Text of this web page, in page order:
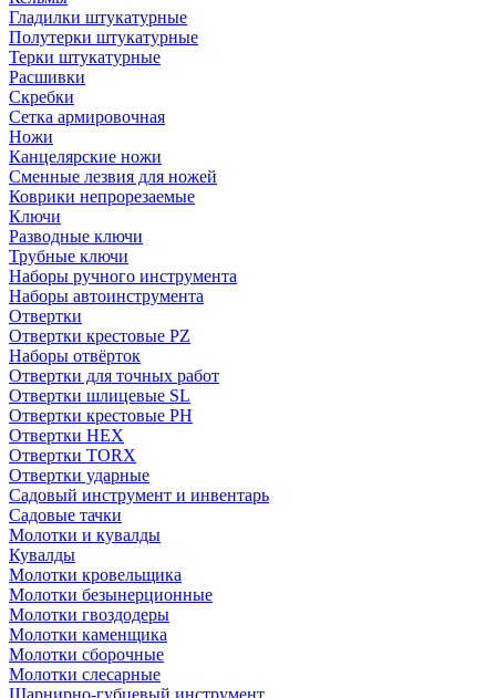
Гладилки штукатурные
Полутерки штукатурные
Терки штукатурные
Расшивки
Скребки
Сетка армировочная
Ножи
Канцелярские ножи
Сменные лезвия для ножей
Коврики непрорезаемые
Ключи
Разводные ключи
Трубные ключи
Наборы ручного инструмента
Наборы автоинструмента
Отвертки
Отвертки крестовые PZ
Наборы отвёрток
Отвертки для точных работ
Отвертки шлицевые SL
Отвертки крестовые PH
Отвертки HEX
Отвертки TORX
Отвертки ударные
Садовый инструмент и инвентарь
Садовые тачки
Молотки и кувалды
Кувалды
Молотки кровельщика
Молотки безынерционные
Молотки гвоздодеры
Молотки каменщика
Молотки сборочные
Молотки слесарные
Шарнирно-губцевый инструмент